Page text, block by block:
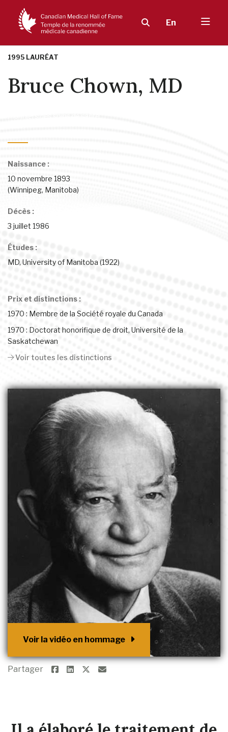
En
1995 LAURÉAT
Bruce Chown, MD
Naissance :
10 novembre 1893
(Winnipeg, Manitoba)
Décès :
3 juillet 1986
Études :
MD, University of Manitoba (1922)
Prix et distinctions :
1970 : Membre de la Société royale du Canada
1970 : Doctorat honorifique de droit, Université de la
Saskatchewan
Voir toutes les distinctions
Voir la vidéo en hommage
Partager